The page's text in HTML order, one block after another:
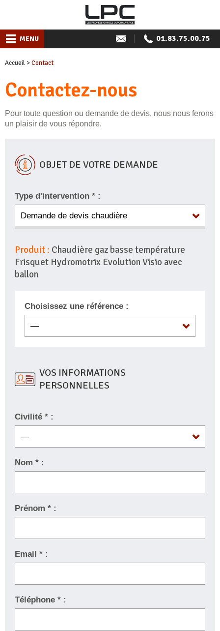
MENU 01.83.75.00.75
Accueil >Contact
Contactez-nous
Pour toute question ou demande de devis, nous nous ferons
un plaisir de vous répondre.
OBJET DE VOTRE DEMANDE
Type d'intervention * :
Produit : Chaudière gaz basse température
Frisquet Hydromotrix Evolution Visio avec
ballon
Choisissez une référence :
VOS INFORMATIONS
PERSONNELLES
Civilité * :
Nom * :
Prénom * :
Email * :
Téléphone * :